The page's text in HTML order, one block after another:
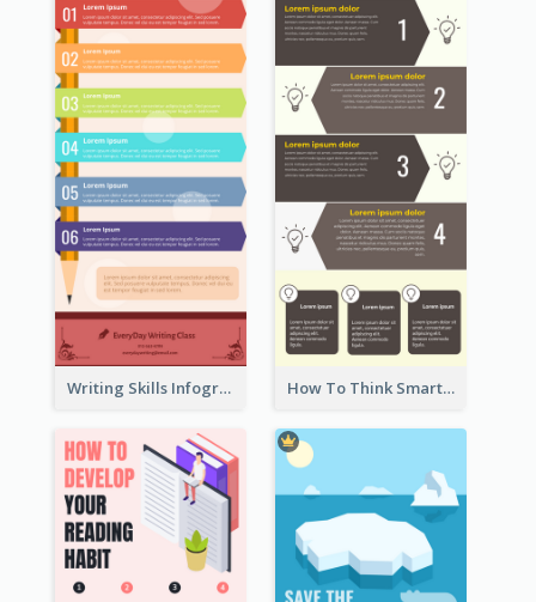
Writing Skills Infographic How To Think Smart Infographic